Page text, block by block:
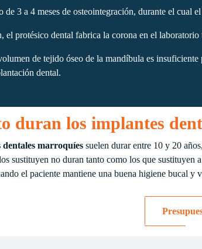
de 3 a 4 meses de osteointegración, durante el cual
el protésico dental fabrica la corona en el
de tejido óseo de la mandíbula es
dental.
duran los implantes
marroquíes suelen durar entre 10 y 20
sustituyen no duran tanto como los que
el paciente mantiene una buena higiene bucal y